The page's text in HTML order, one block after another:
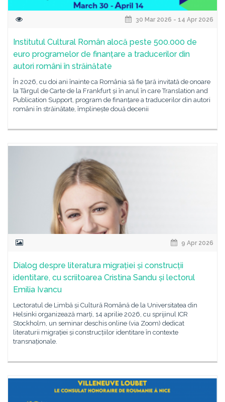
30 Mar 2026 - 14 Apr 2026
Institutul Cultural Român alocă peste 500.000 de
euro programelor de finanțare a traducerilor din
autori români în străinătate
În 2026, cu doi ani înainte ca România să fie țară invitată de onoare
la Târgul de Carte de la Frankfurt și în anul în care Translation and
Publication Support, program de finanțare a traducerilor din autori
români în străinătate, împlinește două decenii
9 Apr 2026
Dialog despre literatura migrației și construcții
identitare, cu scriitoarea Cristina Sandu și lectorul
Emilia Ivancu
Lectoratul de Limbă și Cultură Română de la Universitatea din
Helsinki organizează marți, 14 aprilie 2026, cu sprijinul ICR
Stockholm, un seminar deschis online (via Zoom) dedicat
literaturii migrației și construcțiilor identitare în contexte
transnaționale.